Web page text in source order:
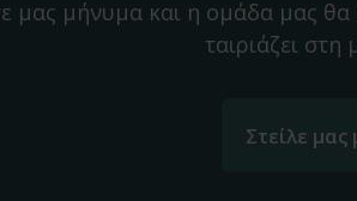
μας μήνυμα και η ομάδα μας
ταιριάζει στη
Στείλε